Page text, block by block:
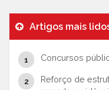
Artigos mais
Concursos
Reforço de